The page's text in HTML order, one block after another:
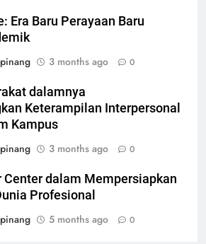
Era Baru Perayaan Baru
3 months ago 0
dalamnya
Keterampilan Interpersonal
Kampus
3 months ago 0
Center dalam Mempersiapkan
Profesional
5 months ago 0